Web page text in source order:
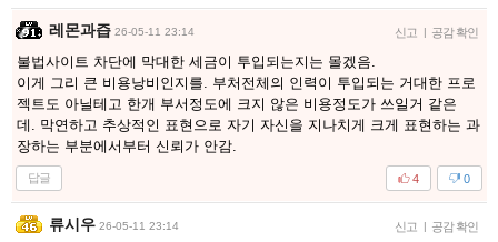
레몬과즙 26-05-11 23:14 신고 공감 확인
불법사이트 차단에 막대한 세금이 투입되는지는 몰겠음.
이게 그리 큰 비용낭비인지를. 부처전체의 인력이 투입되는 거대한 프로
젝트도 아닐테고 한개 부서정도에 크지 않은 비용정도가 쓰일거 같은
데. 막연하고 추상적인 표현으로 자기 자신을 지나치게 크게 표현하는 과
장하는 부분에서부터 신뢰가 안감.
답글 0
4
류시우 26-05-11 23:14 신고 공감 확인